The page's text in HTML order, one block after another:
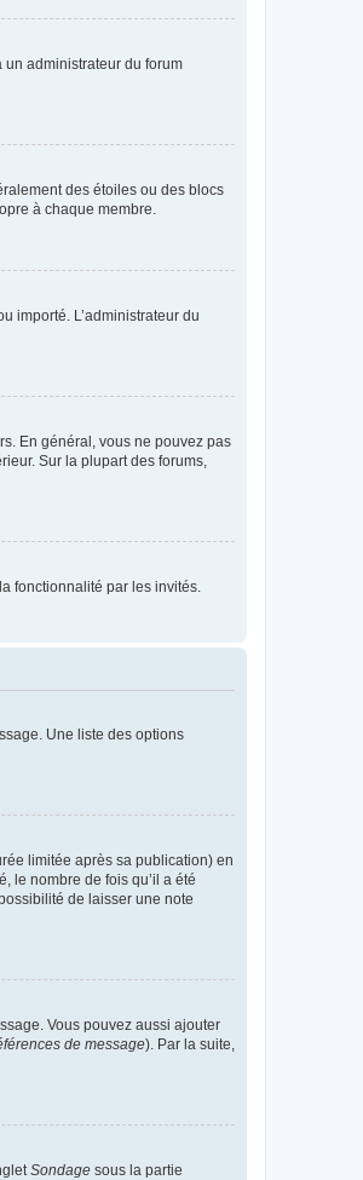
un administrateur du forum
des étoiles ou des blocs
à chaque membre.
importé. L’administrateur du
En général, vous ne pouvez pas
Sur la plupart des forums,
fonctionnalité par les invités.
Une liste des options
limitée après sa publication) en
le nombre de fois qu’il a été
de laisser une note
Vous pouvez aussi ajouter
de message). Par la suite,
Sondage sous la partie